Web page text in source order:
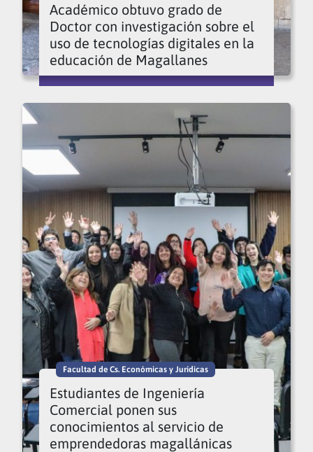
Académico obtuvo grado de
Doctor con investigación sobre el
uso de tecnologías digitales en la
educación de Magallanes
Facultad de Cs. Económicas y Jurídicas
Estudiantes de Ingeniería
Comercial ponen sus
conocimientos al servicio de
emprendedoras magallánicas